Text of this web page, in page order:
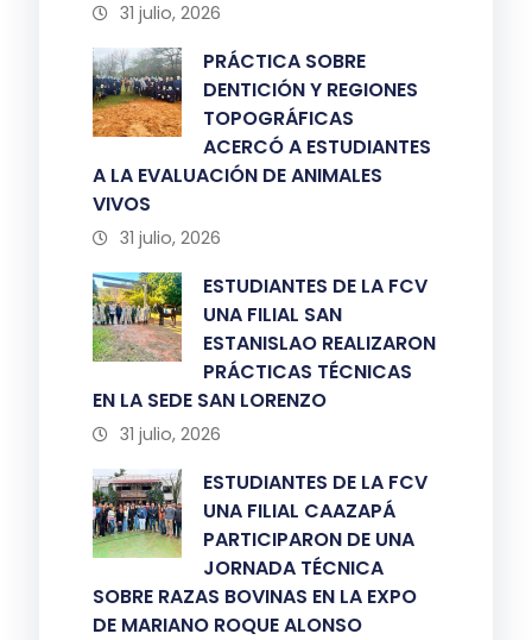
31 julio, 2026
PRÁCTICA SOBRE
DENTICIÓN Y REGIONES
TOPOGRÁFICAS
ACERCÓ A ESTUDIANTES
A LA EVALUACIÓN DE ANIMALES
VIVOS
31 julio, 2026
ESTUDIANTES DE LA FCV
UNA FILIAL SAN
ESTANISLAO REALIZARON
PRÁCTICAS TÉCNICAS
EN LA SEDE SAN LORENZO
31 julio, 2026
ESTUDIANTES DE LA FCV
UNA FILIAL CAAZAPÁ
PARTICIPARON DE UNA
JORNADA TÉCNICA
SOBRE RAZAS BOVINAS EN LA EXPO
DE MARIANO ROQUE ALONSO